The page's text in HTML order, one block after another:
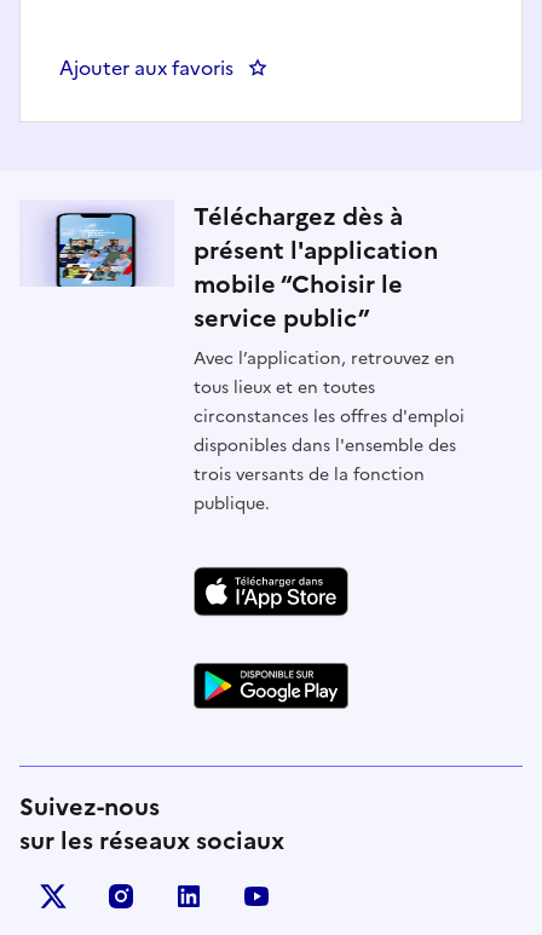
Ajouter aux favoris : Assistant d'enseignement
Téléchargez dès à
présent l'application
mobile “Choisir le
service public”
Avec l’application, retrouvez en
tous lieux et en toutes
circonstances les offres d'emploi
disponibles dans l'ensemble des
trois versants de la fonction
publique.
Suivez-nous
sur les réseaux sociaux
X (anciennement Twitter)
instagramlinkedin